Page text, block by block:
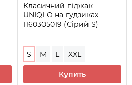
Класичний піджак
UNIQLO на гудзиках
1160305019 (Сірий S)
S M L XXL
Купить